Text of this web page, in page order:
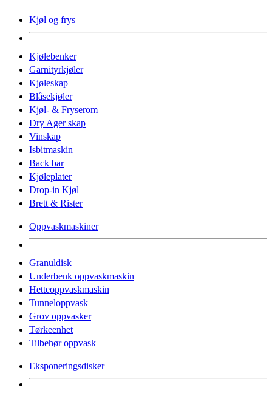
Kjøl og frys
Kjølebenker
Garnityrkjøler
Kjøleskap
Blåsekjøler
Kjøl- & Fryserom
Dry Ager skap
Vinskap
Isbitmaskin
Back bar
Kjøleplater
Drop-in Kjøl
Brett & Rister
Oppvaskmaskiner
Granuldisk
Underbenk oppvaskmaskin
Hetteoppvaskmaskin
Tunneloppvask
Grov oppvasker
Tørkeenhet
Tilbehør oppvask
Eksponeringsdisker